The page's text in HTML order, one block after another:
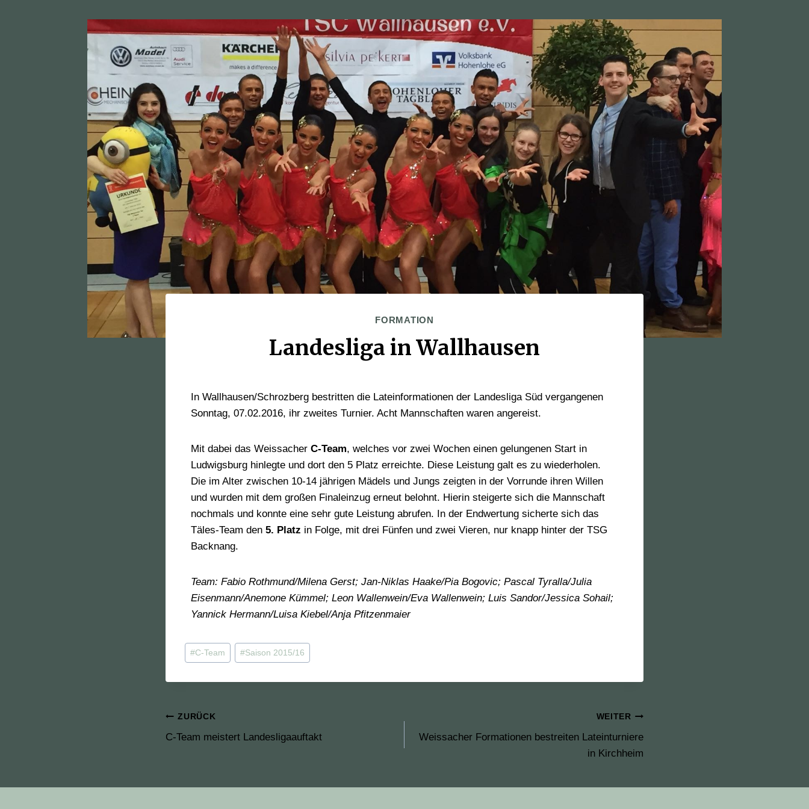
FORMATION
Landesliga in Wallhausen
In Wallhausen/Schrozberg bestritten die Lateinformationen der Landesliga Süd vergangenen
Sonntag, 07.02.2016, ihr zweites Turnier. Acht Mannschaften waren angereist.
Mit dabei das Weissacher C-Team, welches vor zwei Wochen einen gelungenen Start in
Ludwigsburg hinlegte und dort den 5 Platz erreichte. Diese Leistung galt es zu wiederholen.
Die im Alter zwischen 10-14 jährigen Mädels und Jungs zeigten in der Vorrunde ihren Willen
und wurden mit dem großen Finaleinzug erneut belohnt. Hierin steigerte sich die Mannschaft
nochmals und konnte eine sehr gute Leistung abrufen. In der Endwertung sicherte sich das
Täles-Team den 5. Platz in Folge, mit drei Fünfen und zwei Vieren, nur knapp hinter der TSG
Backnang.
Team: Fabio Rothmund/Milena Gerst; Jan-Niklas Haake/Pia Bogovic; Pascal Tyralla/Julia
Eisenmann/Anemone Kümmel; Leon Wallenwein/Eva Wallenwein; Luis Sandor/Jessica Sohail;
Yannick Hermann/Luisa Kiebel/Anja Pfitzenmaier
#C-Team #Saison 2015/16
ZURÜCK
C-Team meistert Landesligaauftakt
WEITER
Weissacher Formationen bestreiten Lateinturniere
in Kirchheim